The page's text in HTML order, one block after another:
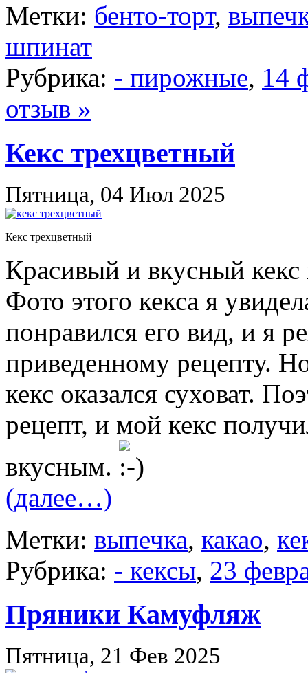
Метки: бенто-торт,
шпинат
Рубрика: - пирожные, 14
отзыв »
Кекс трехцветный
Пятница, 04 Июл 2025
Кекс трехцветный
Красивый и вкусный кекс
Фото этого кекса я
понравился его вид, и я
приведенному рецепту.
кекс оказался суховат.
рецепт, и мой кекс
вкусным.
(далее…)
Метки: выпечка, какао,
Рубрика: - кексы, 23
Пряники Камуфляж
Пятница, 21 Фев 2025